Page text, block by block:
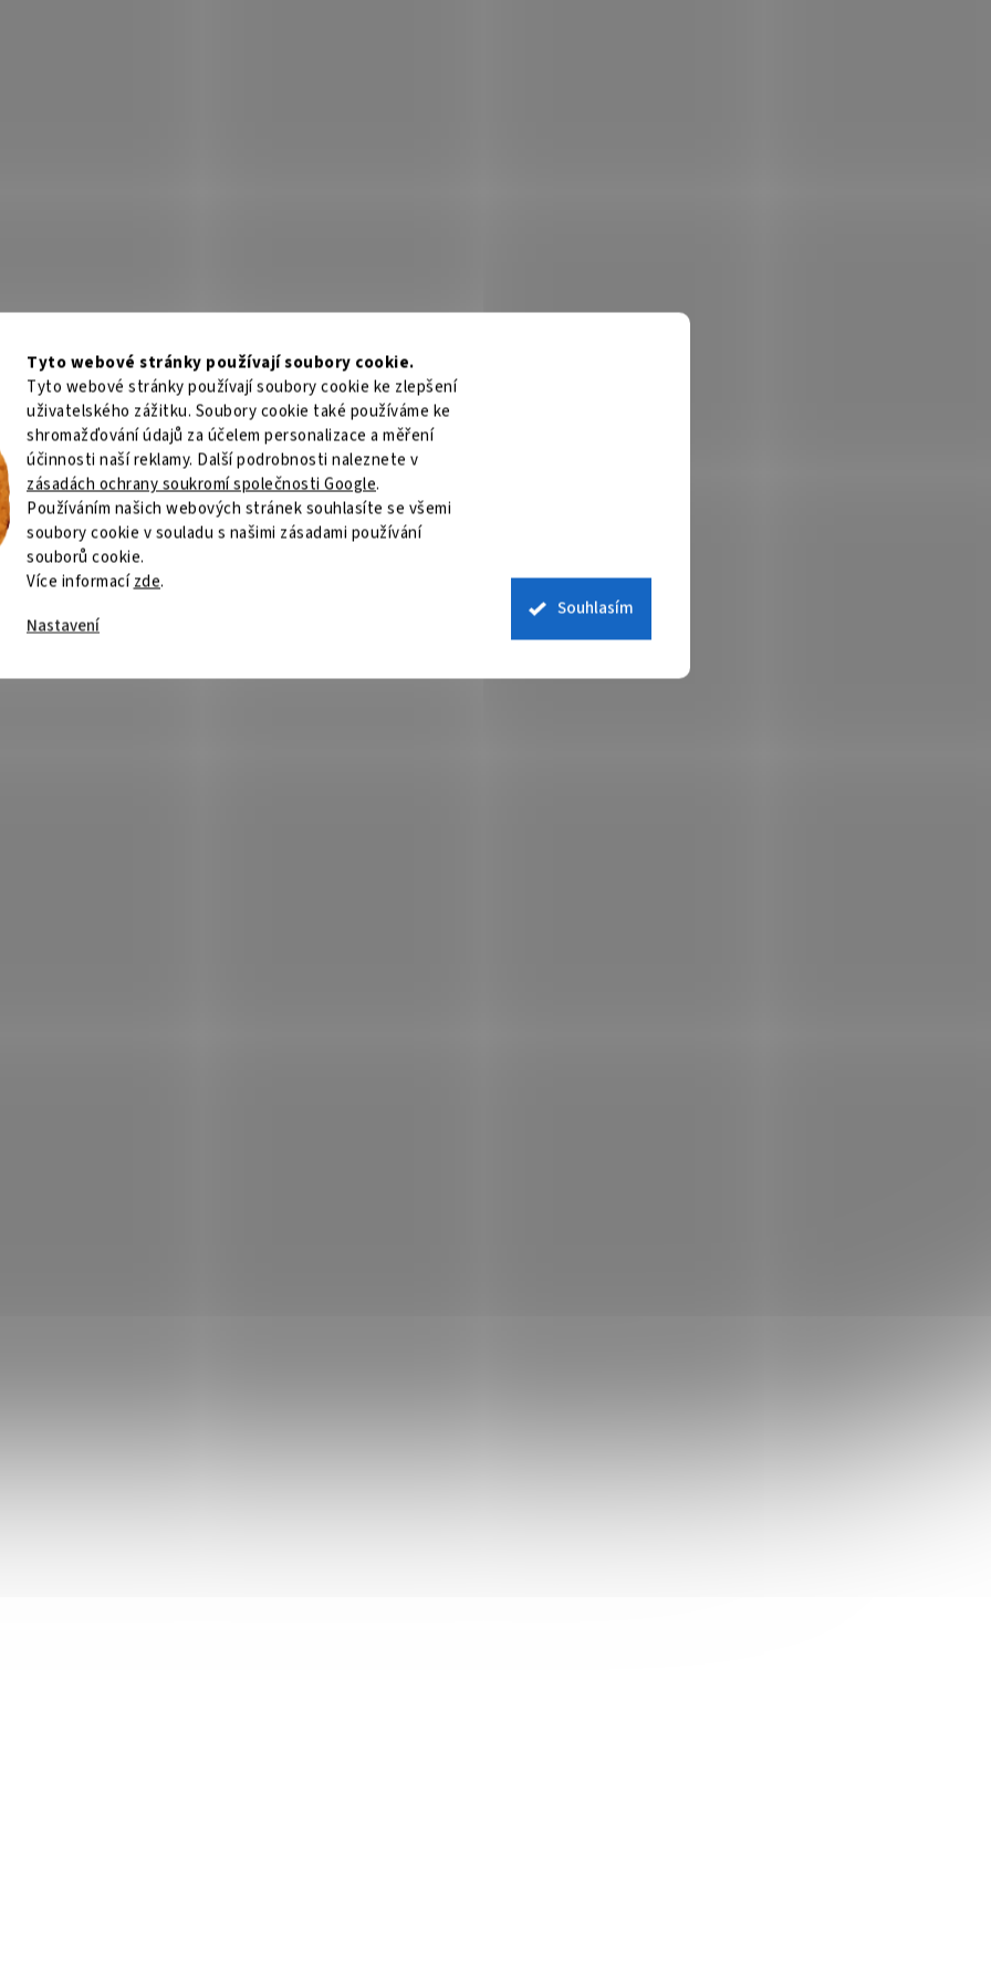
Tyto webové stránky používají soubory cookie.
Tyto webové stránky používají soubory cookie ke zlepšení
uživatelského zážitku. Soubory cookie také používáme ke
shromažďování údajů za účelem personalizace a měření
účinnosti naší reklamy. Další podrobnosti naleznete v
zásadách ochrany soukromí společnosti Google.
Používáním našich webových stránek souhlasíte se všemi
soubory cookie v souladu s našimi zásadami používání
souborů cookie.
Více informacízde.
Nastavení
Souhlasím